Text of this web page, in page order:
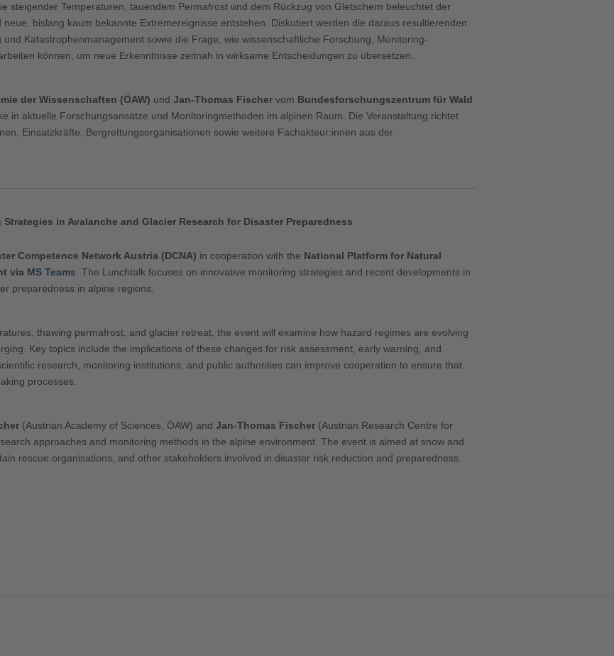
steigender Temperaturen, tauendem Permafrost und dem Rückzug von Gletschern beleuchtet der
bislang kaum bekannte Extremereignisse entstehen. Diskutiert werden die daraus resultierenden
Katastrophenmanagement sowie die Frage, wie wissenschaftliche Forschung, Monitoring-
können, um neue Erkenntnisse zeitnah in wirksame Entscheidungen zu übersetzen.
der Wissenschaften (ÖAW) undJan-Thomas Fischer vom Bundesforschungszentrum für Wald
in aktuelle Forschungsansätze und Monitoringmethoden im alpinen Raum. Die Veranstaltung richtet
Einsatzkräfte, Bergrettungsorganisationen sowie weitere Fachakteur:innen aus der
in Avalanche and Glacier Research for Disaster Preparedness
Competence Network Austria (DCNA) in cooperation with the National Platform for Natural
via MS Teams . The Lunchtalk focuses on innovative monitoring strategies and recent developments in
preparedness in alpine regions.
thawing permafrost, and glacier retreat, the event will examine how hazard regimes are evolving
Key topics include the implications of these changes for risk assessment, early warning, and
research, monitoring institutions, and public authorities can improve cooperation to ensure that
processes.
(Austrian Academy of Sciences, ÖAW) andJan-Thomas Fischer (Austrian Research Centre for
approaches and monitoring methods in the alpine environment. The event is aimed at snow and
rescue organisations, and other stakeholders involved in disaster risk reduction and preparedness.